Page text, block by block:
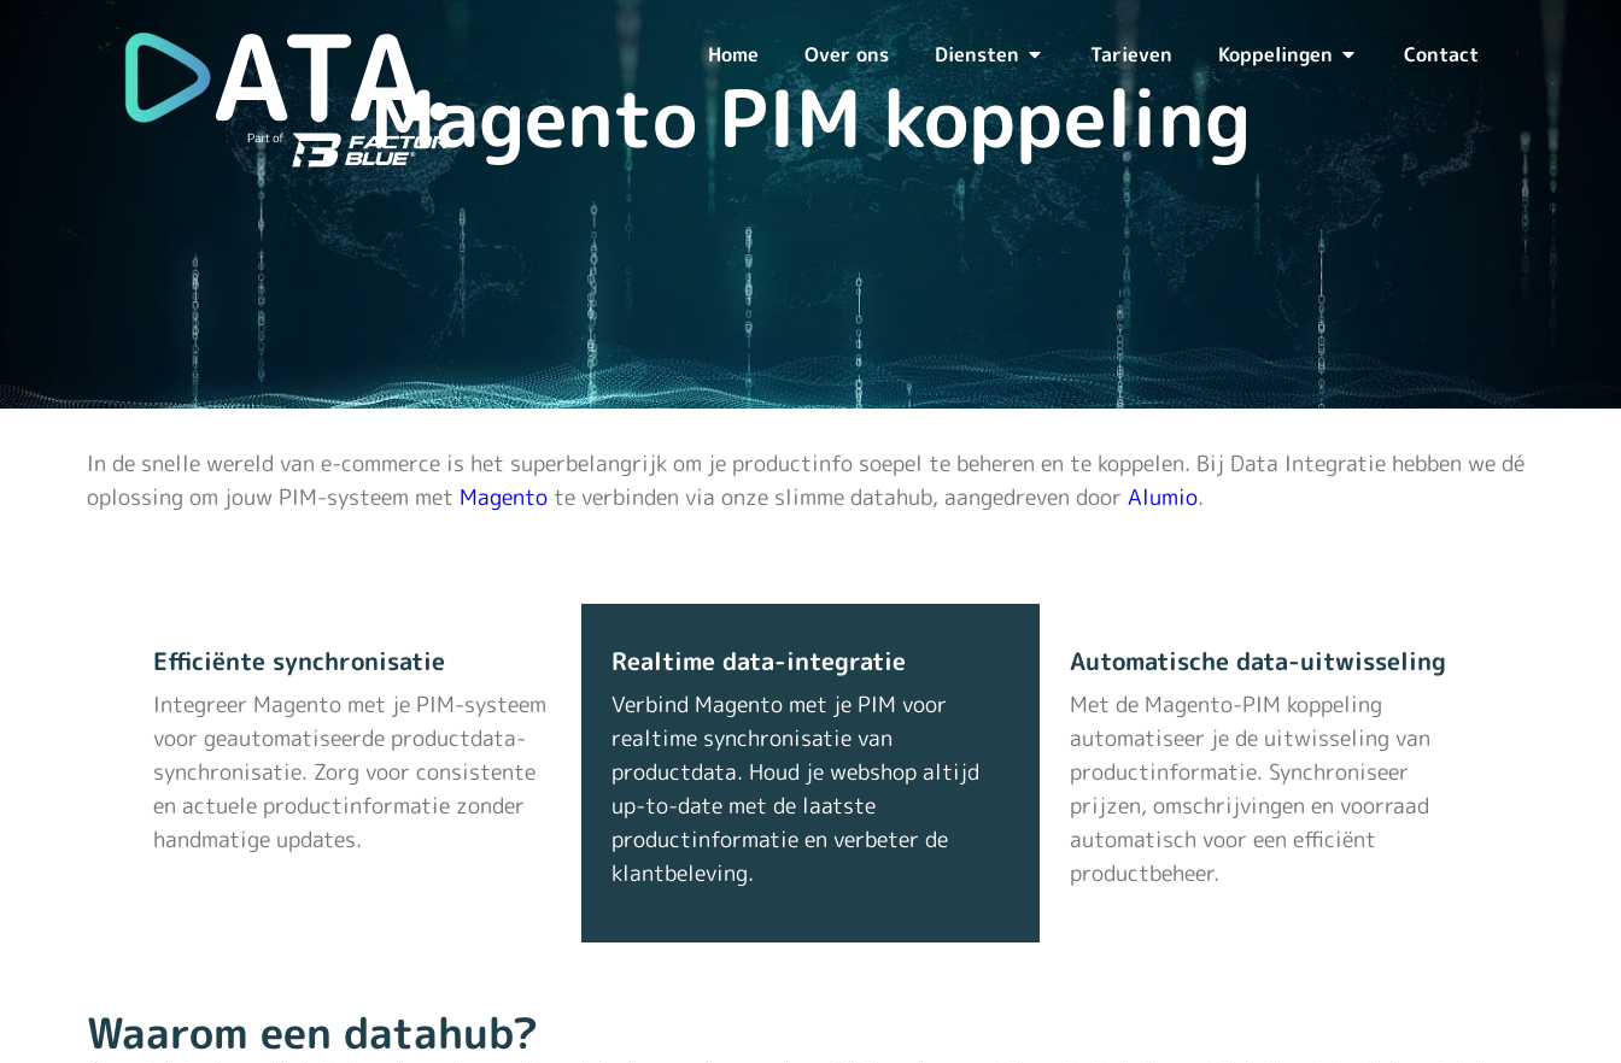
Home Over ons Diensten Tarieven Koppelingen Contact
Magento PIM koppeling
In de snelle wereld van e-commerce is het superbelangrijk om je productinfo soepel te beheren en te koppelen. Bij Data Integratie hebben we dé
oplossing om jouw PIM-systeem met Magento te verbinden via onze slimme datahub, aangedreven door Alumio.
Efficiënte synchronisatie
Integreer Magento met je PIM-systeem
voor geautomatiseerde productdata-
synchronisatie. Zorg voor consistente
en actuele productinformatie zonder
handmatige updates.
Realtime data-integratie
Verbind Magento met je PIM voor
realtime synchronisatie van
productdata. Houd je webshop altijd
up-to-date met de laatste
productinformatie en verbeter de
klantbeleving.
Automatische data-uitwisseling
Met de Magento-PIM koppeling
automatiseer je de uitwisseling van
productinformatie. Synchroniseer
prijzen, omschrijvingen en voorraad
automatisch voor een efficiënt
productbeheer.
Waarom een datahub?